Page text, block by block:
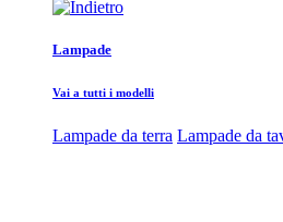
Lampade
Vai a tutti i modelli
Lampade da terra Lampade da